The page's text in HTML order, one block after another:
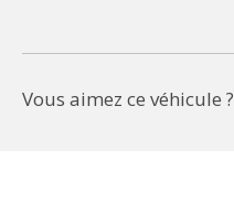
Vous aimez ce véhicule